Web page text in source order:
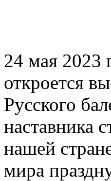
24 мая 2023
откроется
Русского
наставника
нашей
мира